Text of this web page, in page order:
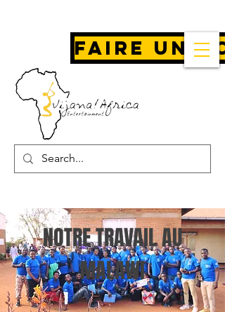
Faire un
NOTRE TRAVAIL AU
MALAWI